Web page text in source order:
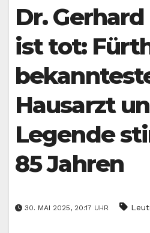
Dr.
ist tot:
Hausarzt
Legende
85 Jahren
30. MAI 2025, 20:17 UHR